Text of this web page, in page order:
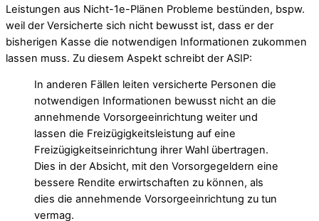
Leistungen aus Nicht-1e-Plänen Probleme bestünden, bspw.
weil der Versicherte sich nicht bewusst ist, dass er der
bisherigen Kasse die notwendigen Informationen zukommen
lassen muss. Zu diesem Aspekt schreibt der ASIP:
In anderen Fällen leiten versicherte Personen die
notwendigen Informationen bewusst nicht an die
annehmende Vorsorgeeinrichtung weiter und
lassen die Freizügigkeitsleistung auf eine
Freizügigkeitseinrichtung ihrer Wahl übertragen.
Dies in der Absicht, mit den Vorsorgegeldern eine
bessere Rendite erwirtschaften zu können, als
dies die annehmende Vorsorgeeinrichtung zu tun
vermag.